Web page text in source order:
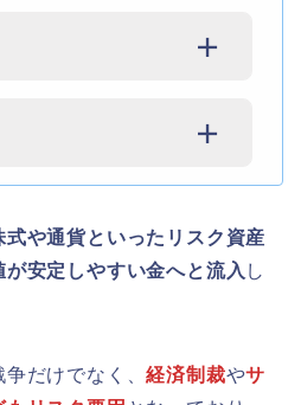
式や通貨といったリスク資産
安定しやすい金へと流入 し
争だけでなく、経済制裁やサ